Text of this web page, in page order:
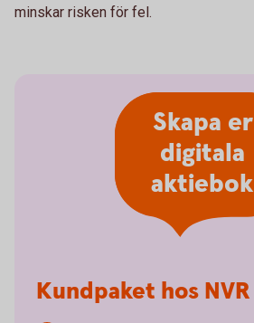
minskar risken för fel.
Kundpaket hos NVR
Skapa er
digitala
aktiebok